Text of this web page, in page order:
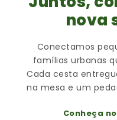
nova
Conectamos
famílias urbanas
Cada cesta
na mesa e um
Conheça